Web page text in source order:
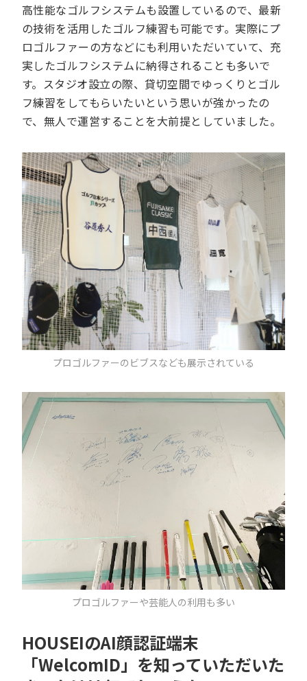
高性能なゴルフシステムも設置しているので、最新
の技術を活用したゴルフ練習も可能です。実際にプ
ロゴルファーの方などにも利用いただいていて、充
実したゴルフシステムに納得されることも多いで
す。スタジオ設立の際、貸切空間でゆっくりとゴル
フ練習をしてもらいたいという思いが強かったの
で、無人で運営することを大前提としていました。
プロゴルファーのビブスなども展示されている
プロゴルファーや芸能人の利用も多い
HOUSEIのAI顔認証端末
「WelcomID」を知っていただいた